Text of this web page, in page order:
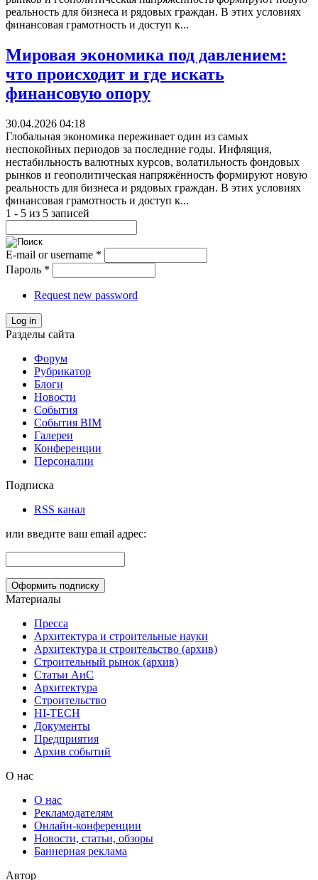
реальность для бизнеса и рядовых граждан. В этих условиях
финансовая грамотность и доступ к...
Мировая экономика под давлением:
что происходит и где искать
финансовую опору
30.04.2026 04:18
Глобальная экономика переживает один из самых
неспокойных периодов за последние годы. Инфляция,
нестабильность валютных курсов, волатильность фондовых
рынков и геополитическая напряжённость формируют новую
реальность для бизнеса и рядовых граждан. В этих условиях
финансовая грамотность и доступ к...
1 - 5 из 5 записей
E-mail or username *
Пароль *
Request new password
Log in
Разделы сайта
Форум
Рубрикатор
Блоги
Новости
События
События BIM
Галереи
Конференции
Персоналии
Подписка
RSS канал
или введите ваш email адрес:
Материалы
Пресса
Архитектура и строительные науки
Архитектура и строительство (архив)
Строительный рынок (архив)
Статьи АиС
Архитектура
Строительство
HI-TECH
Документы
Предприятия
Архив событий
О нас
О нас
Рекламодателям
Онлайн-конференции
Новости, статьи, обзоры
Баннерная реклама
Автор